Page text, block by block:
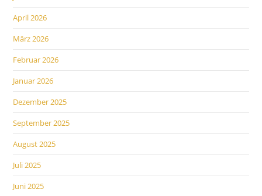
April 2026
März 2026
Februar 2026
Januar 2026
Dezember 2025
September 2025
August 2025
Juli 2025
Juni 2025